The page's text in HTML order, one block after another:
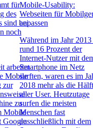
für
des
sind bei
noch
arbeitet
Mobile
zur
zu
Mobile
Google
Mobile-Usability:
Webseiten für
anpassen
Während im Jahr
rund 16 Prozent der
Internet-Nutzer mit
Smartphone im Netz
surften, waren es im
2018 mehr als die
aller User. Heutzutage
surfen die meisten
Menschen fast
ausschließlich mit dem